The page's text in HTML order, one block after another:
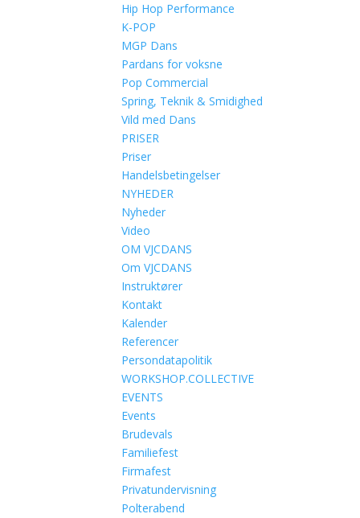
Hip Hop Performance
K-POP
MGP Dans
Pardans for voksne
Pop Commercial
Spring, Teknik & Smidighed
Vild med Dans
PRISER
Priser
Handelsbetingelser
NYHEDER
Nyheder
Video
OM VJCDANS
Om VJCDANS
Instruktører
Kontakt
Kalender
Referencer
Persondatapolitik
WORKSHOP.COLLECTIVE
EVENTS
Events
Brudevals
Familiefest
Firmafest
Privatundervisning
Polterabend